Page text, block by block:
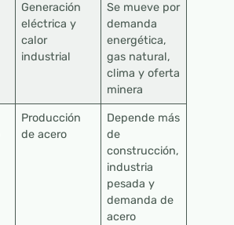
Generación
eléctrica y
calor
industrial
Se mueve por
demanda
energética,
gas natural,
clima y oferta
minera
Producción
de acero
Depende más
de
construcción,
industria
pesada y
demanda de
acero